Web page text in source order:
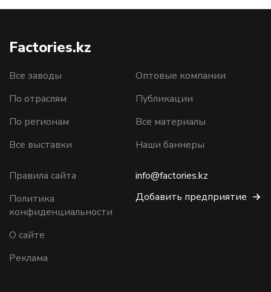
Factories.kz
Все заводы
По отраслям
По регионам
Все выставки
Оптовые компании
Публикации
Все материалы
Наши баннеры
Правила сайта
Политика
конфиденциальности
О сайте
Реклама
info@factories.kz
Добавить предприятие